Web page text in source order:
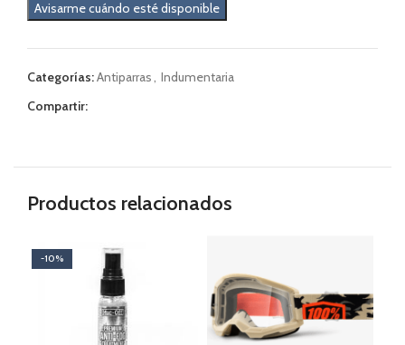
Categorías:Antiparras, Indumentaria
Compartir:
Productos relacionados
-10%